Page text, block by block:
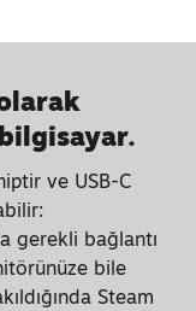
ve USB-C
gerekli bağlantı
bile
Steam